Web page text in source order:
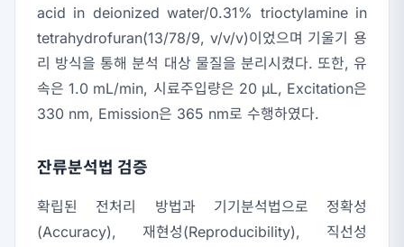
acid in deionized water/0.31% trioctylamine in
tetrahydrofuran(13/78/9, v/v/v)이었으며 기울기 용
리 방식을 통해 분석 대상 물질을 분리시켰다. 또한, 유
속은 1.0 mL/min, 시료주입량은 20 μL, Excitation은
330 nm, Emission은 365 nm로 수행하였다.
잔류분석법 검증
확립된 전처리 방법과 기기분석법으로 정확성
(Accuracy), 재현성(Reproducibility), 직선성